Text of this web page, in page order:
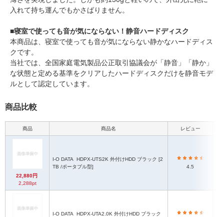
入れて持ち運んでもかさばりません。
■寝室で使っても音が気にならない！静音ハードディスク
本商品は、寝室で使っても音が気にならない静かなハードディス
クです。
当社では、全国家庭電気製品公正取引協議会が「静音」「静か」
な状態と定める基準をクリアしたハードディスクだけを静音モデ
ルとして認定しています。
商品比較
商品 商品名 レビュー
22,880円
2,288pt
I-O DATA
TB /ポータブル型]
4.5
I-O DATA